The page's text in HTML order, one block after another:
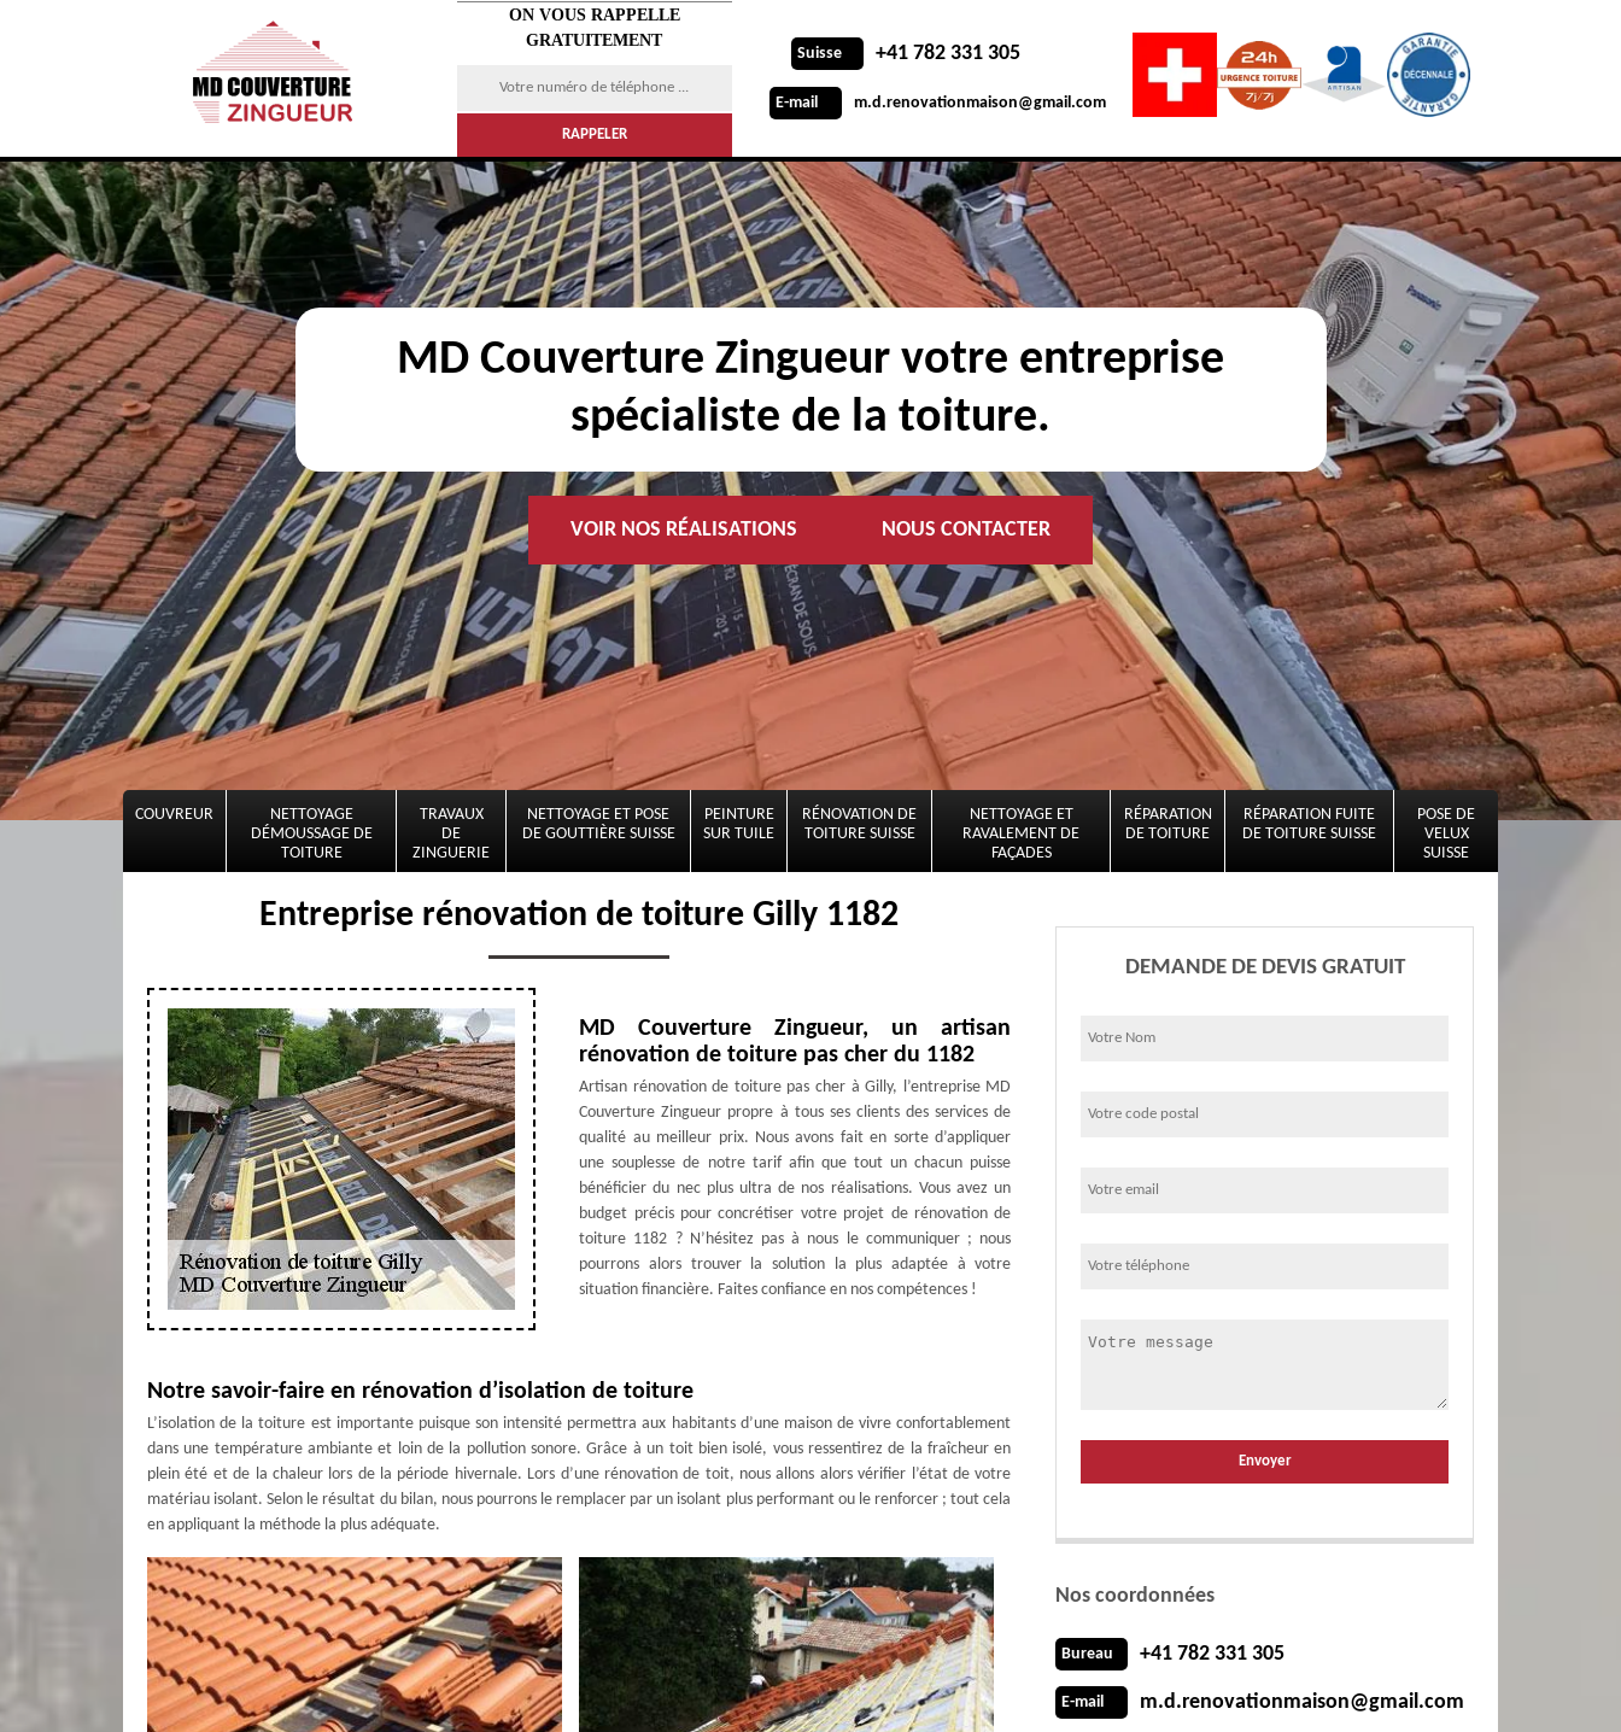
ON VOUS RAPPELLE
GRATUITEMENT
Suisse +41 782 331 305
E-mail m.d.renovationmaison@gmail.com
MD Couverture Zingueur votre entreprise
spécialiste de la toiture.
VOIR NOS RÉALISATIONS NOUS CONTACTER
COUVREUR
NETTOYAGE
DÉMOUSSAGE DE
TOITURE
TRAVAUX
DE
ZINGUERIE
NETTOYAGE ET POSE
DE GOUTTIÈRE SUISSE
PEINTURE
SUR TUILE
RÉNOVATION DE
TOITURE SUISSE
NETTOYAGE ET
RAVALEMENT DE
FAÇADES
RÉPARATION
DE TOITURE
RÉPARATION FUITE
DE TOITURE SUISSE
POSE DE
VELUX
SUISSE
Entreprise rénovation de toiture Gilly 1182
MD Couverture Zingueur, un artisan
rénovation de toiture pas cher du 1182
Artisan rénovation de toiture pas cher à Gilly, l’entreprise MD
Couverture Zingueur propre à tous ses clients des services de
qualité au meilleur prix. Nous avons fait en sorte d’appliquer
une souplesse de notre tarif afin que tout un chacun puisse
bénéficier du nec plus ultra de nos réalisations. Vous avez un
budget précis pour concrétiser votre projet de rénovation de
toiture 1182 ? N’hésitez pas à nous le communiquer ; nous
pourrons alors trouver la solution la plus adaptée à votre
situation financière. Faites confiance en nos compétences !
Notre savoir-faire en rénovation d’isolation de toiture
L’isolation de la toiture est importante puisque son intensité permettra aux habitants d’une maison de vivre confortablement
dans une température ambiante et loin de la pollution sonore. Grâce à un toit bien isolé, vous ressentirez de la fraîcheur en
plein été et de la chaleur lors de la période hivernale. Lors d’une rénovation de toit, nous allons alors vérifier l’état de votre
matériau isolant. Selon le résultat du bilan, nous pourrons le remplacer par un isolant plus performant ou le renforcer ; tout cela
en appliquant la méthode la plus adéquate.
DEMANDE DE DEVIS GRATUIT
Nos coordonnées
Bureau +41 782 331 305
E-mail m.d.renovationmaison@gmail.com